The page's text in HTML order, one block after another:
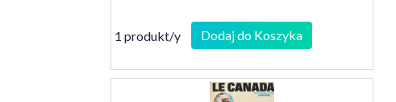
1 produkt/y Dodaj do Koszyka